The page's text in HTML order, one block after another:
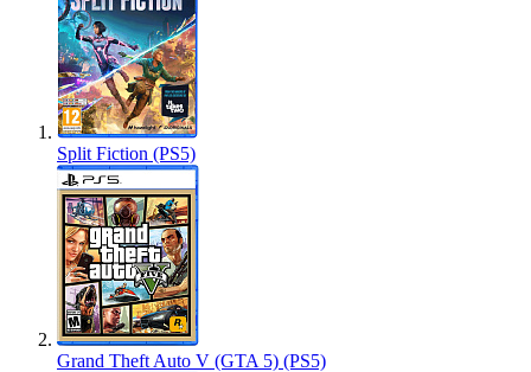
Split Fiction (PS5)
Grand Theft Auto V (GTA 5) (PS5)